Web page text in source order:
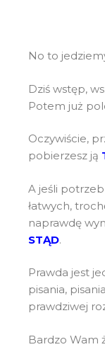
No to
Dziś wstęp,
Potem już
Oczywiście,
pobierzesz ją
A jeśli
łatwych,
naprawdę
STĄD.
Prawda jest
pisania,
prawdziwej
Bardzo Wam